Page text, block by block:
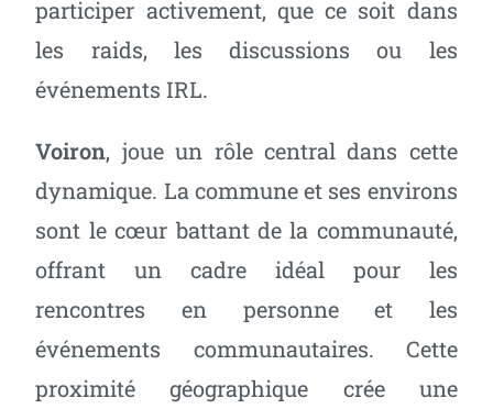
participer activement, que ce soit dans
les raids, les discussions ou les
événements IRL.
Voiron, joue un rôle central dans cette
dynamique. La commune et ses environs
sont le cœur battant de la communauté,
offrant un cadre idéal pour les
rencontres en personne et les
événements communautaires. Cette
proximité géographique crée une